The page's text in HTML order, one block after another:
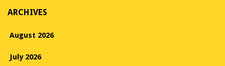
ARCHIVES
August 2026
July 2026